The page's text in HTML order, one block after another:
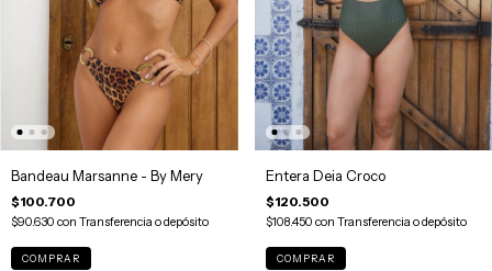
Bandeau Marsanne - By Mery
$100.700
$90.630 con Transferencia o depósito
COMPRAR
Entera Deia Croco
$120.500
$108.450 con Transferencia o depósito
COMPRAR